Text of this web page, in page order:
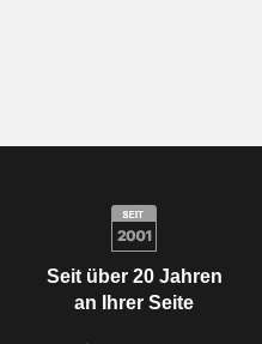
Seit über 20 Jahren
an Ihrer Seite